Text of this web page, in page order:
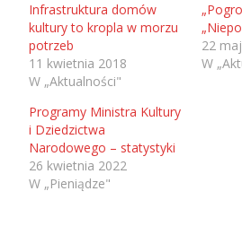
Infrastruktura domów
kultury to kropla w morzu
potrzeb
11 kwietnia 2018
W „Aktualności"
22
W
Programy Ministra Kultury
i Dziedzictwa
Narodowego – statystyki
26 kwietnia 2022
W „Pieniądze"